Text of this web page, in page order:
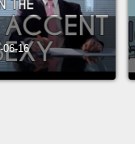
Not just like her. I
want to take it to
不只是喜歡她。我覺
一步。
16